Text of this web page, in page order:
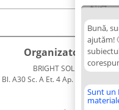
21:54
Bună,
ajutăm!
Sunt un
Organizator
BRIGHT SOLUTIONS BR
A30 Sc. A Et. 4 Ap. 13 Cod
CUI